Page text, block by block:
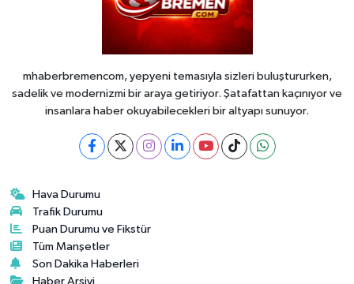
mhaberbremencom, yepyeni temasıyla sizleri buluştururken,
sadelik ve modernizmi bir araya getiriyor. Şatafattan kaçınıyor ve
insanlara haber okuyabilecekleri bir altyapı sunuyor.
Hava Durumu
Trafik Durumu
Puan Durumu ve Fikstür
Tüm Manşetler
Son Dakika Haberleri
Haber Arşivi